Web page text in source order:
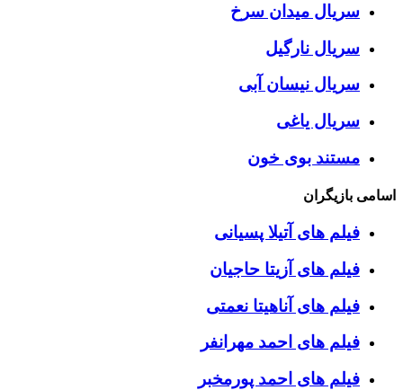
سریال میدان سرخ
سریال نارگیل
سریال نیسان آبی
سریال یاغی
مستند بوی خون
اسامی بازیگران
فیلم های آتیلا پسیانی
فیلم های آزیتا حاجیان
فیلم های آناهیتا نعمتی
فیلم های احمد مهرانفر
فیلم های احمد پورمخبر